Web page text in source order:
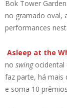
Bok Tower
no gramado oval,
performances
Asleep at the
no swingocidental
faz parte, há mais
e soma 10